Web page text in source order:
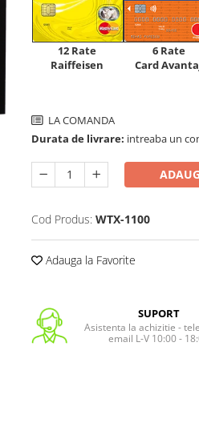
12 Rate
Raiffeisen
6 Rate
Card
LA COMANDA
Durata de livrare: intreaba un
Cod Produs: WTX-1100
Adauga la Favorite
SUPORT
Asistenta la achizitie -
email L-V 10:00 -